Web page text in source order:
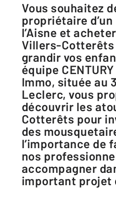
Vous souhaitez devenir
propriétaire
l’Aisne et
Villers-Cotterêts
grandir vos
équipe
Immo, située au
Leclerc, vous
découvrir les
Cotterêts pour
des
l’importance de
nos
accompagner
important projet